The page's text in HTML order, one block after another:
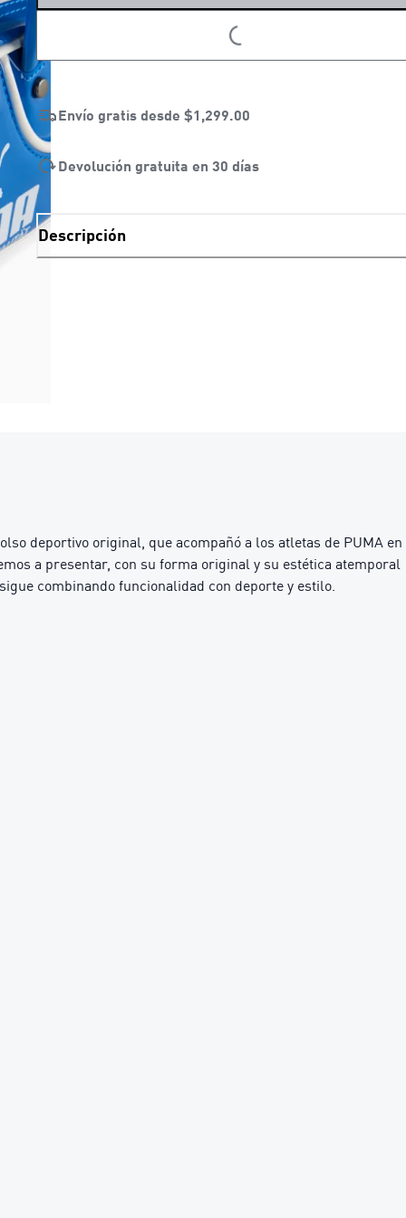
LOADING...
LOADING...
Envío gratis desde $1,299.00
Devolución gratuita en 30 días
Descripción
deportivo original, que acompañó a los atletas de PUMA en
a presentar, con su forma original y su estética atemporal
combinando funcionalidad con deporte y estilo.